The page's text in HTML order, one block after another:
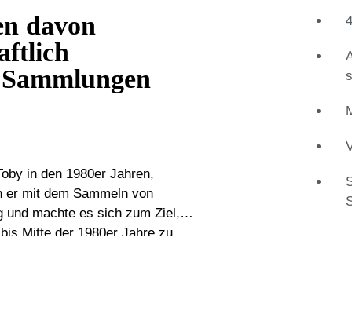
davon
in den 1980er Jahren,
er mit dem Sammeln von
und machte es sich zum Ziel,
Mitte der 1980er Jahre zu